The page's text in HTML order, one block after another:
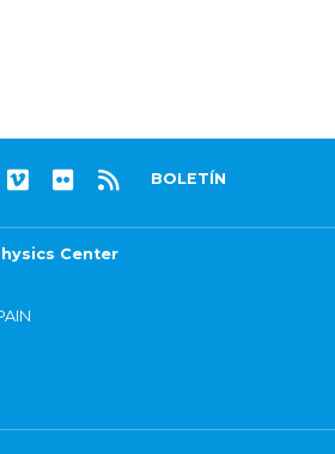
BOLETÍN
Center